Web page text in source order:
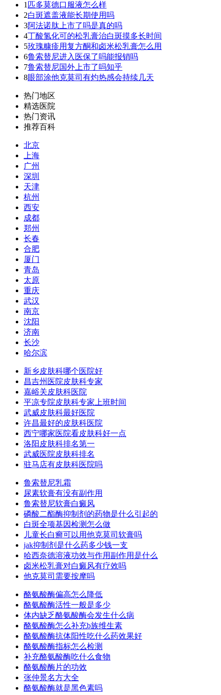
1 匹多莫德口服液怎么样
2白斑遮盖液能长期使用吗
3阿法诺肽上市了吗是真的吗
4丁酸氢化可的松乳膏治白斑摸多长时间
5玫瑰糠疹用复方酮和卤米松乳膏怎么用
6鲁索替尼进入医保了吗能报销吗
7鲁索替尼国外上市了吗知乎
8眼部涂他克莫司有灼热感会持续几天
热门地区
精选医院
热门资讯
推荐百科
北京
上海
广州
深圳
天津
杭州
西安
成都
郑州
长春
合肥
厦门
青岛
太原
重庆
武汉
南京
沈阳
济南
长沙
哈尔滨
新乡皮肤科哪个医院好
昌吉州医院皮肤科专家
嘉峪关皮肤科医院
平凉专院皮肤科专家上班时间
武威皮肤科最好医院
许昌最好的皮肤科医院
西宁哪家医院看皮肤科好一点
洛阳皮肤科排名第一
武威医院皮肤科排名
驻马店有皮肤科医院吗
鲁索替尼乳霜
尿素软膏有没有副作用
鲁索替尼软膏白癜风
磷酸二酯酶抑制剂的药物是什么引起的
白斑全项基因检测怎么做
儿童长白癣可以用他克莫司软膏吗
jak抑制剂是什么药多少钱一支
哈西奈德溶液功效与作用副作用是什么
卤米松乳膏对白癜风有疗效吗
他克莫司需要按摩吗
酪氨酸酶偏高怎么降低
酪氨酸酶活性一般是多少
体内缺乏酪氨酸酶会发生什么病
酪氨酸酶怎么补充b族维生素
酪氨酸酶抗体阳性吃什么药效果好
酪氨酸酶指标怎么检测
补充酪氨酸酶吃什么食物
酪氨酸酶片的功效
张仲景名方大全
酪氨酸酶就是黑色素吗